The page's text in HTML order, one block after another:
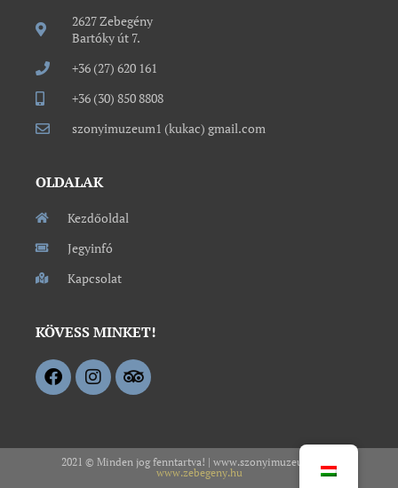
2627 Zebegény
Bartóky út 7.
+36 (27) 620 161
+36 (30) 850 8808
szonyimuzeum1 (kukac) gmail.com
OLDALAK
Kezdőoldal
Jegyinfó
Kapcsolat
KÖVESS MINKET!
2021 © Minden jog fenntartva! | www.szonyimuzeum.hu –
www.zebegeny.hu